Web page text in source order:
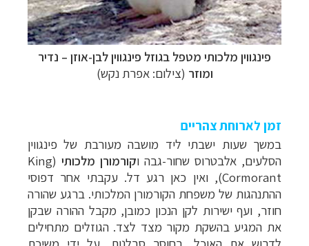
פינגווין מלכותי מטפל בגוזל פינגווין לבן-אוזן – נדיר
ומוזר (צילום: אפרת נקש)
זמן לארוחת צהריים
במשך שעות ישבתי ליד מושבה מעורבת של פינגווין
הסלעים, אלבטרוס שחור-גבה וקורמורן מלכותי (
King
Cormorant), ואין כאן רגע דל. עקבתי אחר דפוסי
ההתנהגות של משפחת הקורמורן המלכותי. ברגע שהורה
חוזר, ועף ישירות לקן הנכון כמובן, מקבל ההורה שבקן
את המגיע בהשקת מקור מצד לצד. הגוזלים מתחילים